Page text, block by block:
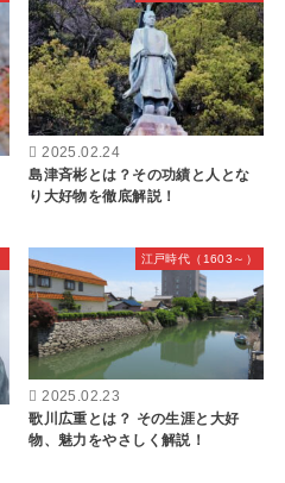
2025.02.24
島津斉彬とは？その功績と人とな
り大好物を徹底解説！
江戸時代（1603～）
2025.02.23
歌川広重とは？ その生涯と大好
物、魅力をやさしく解説！